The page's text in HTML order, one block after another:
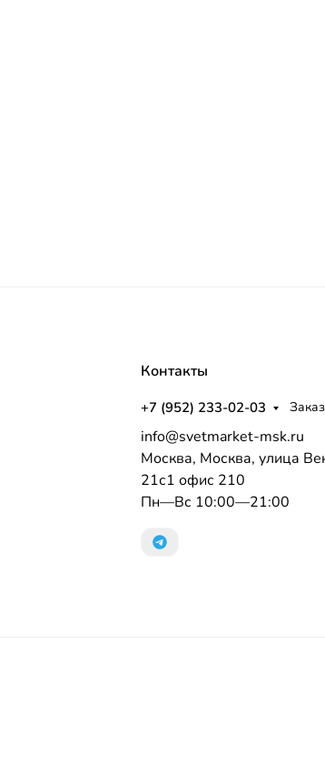
Контакты
+7 (952) 233-02-03
info@svetmarket-msk.ru
Москва, Москва, улица
21с1 офис 210
Пн—Вс 10:00—21:00